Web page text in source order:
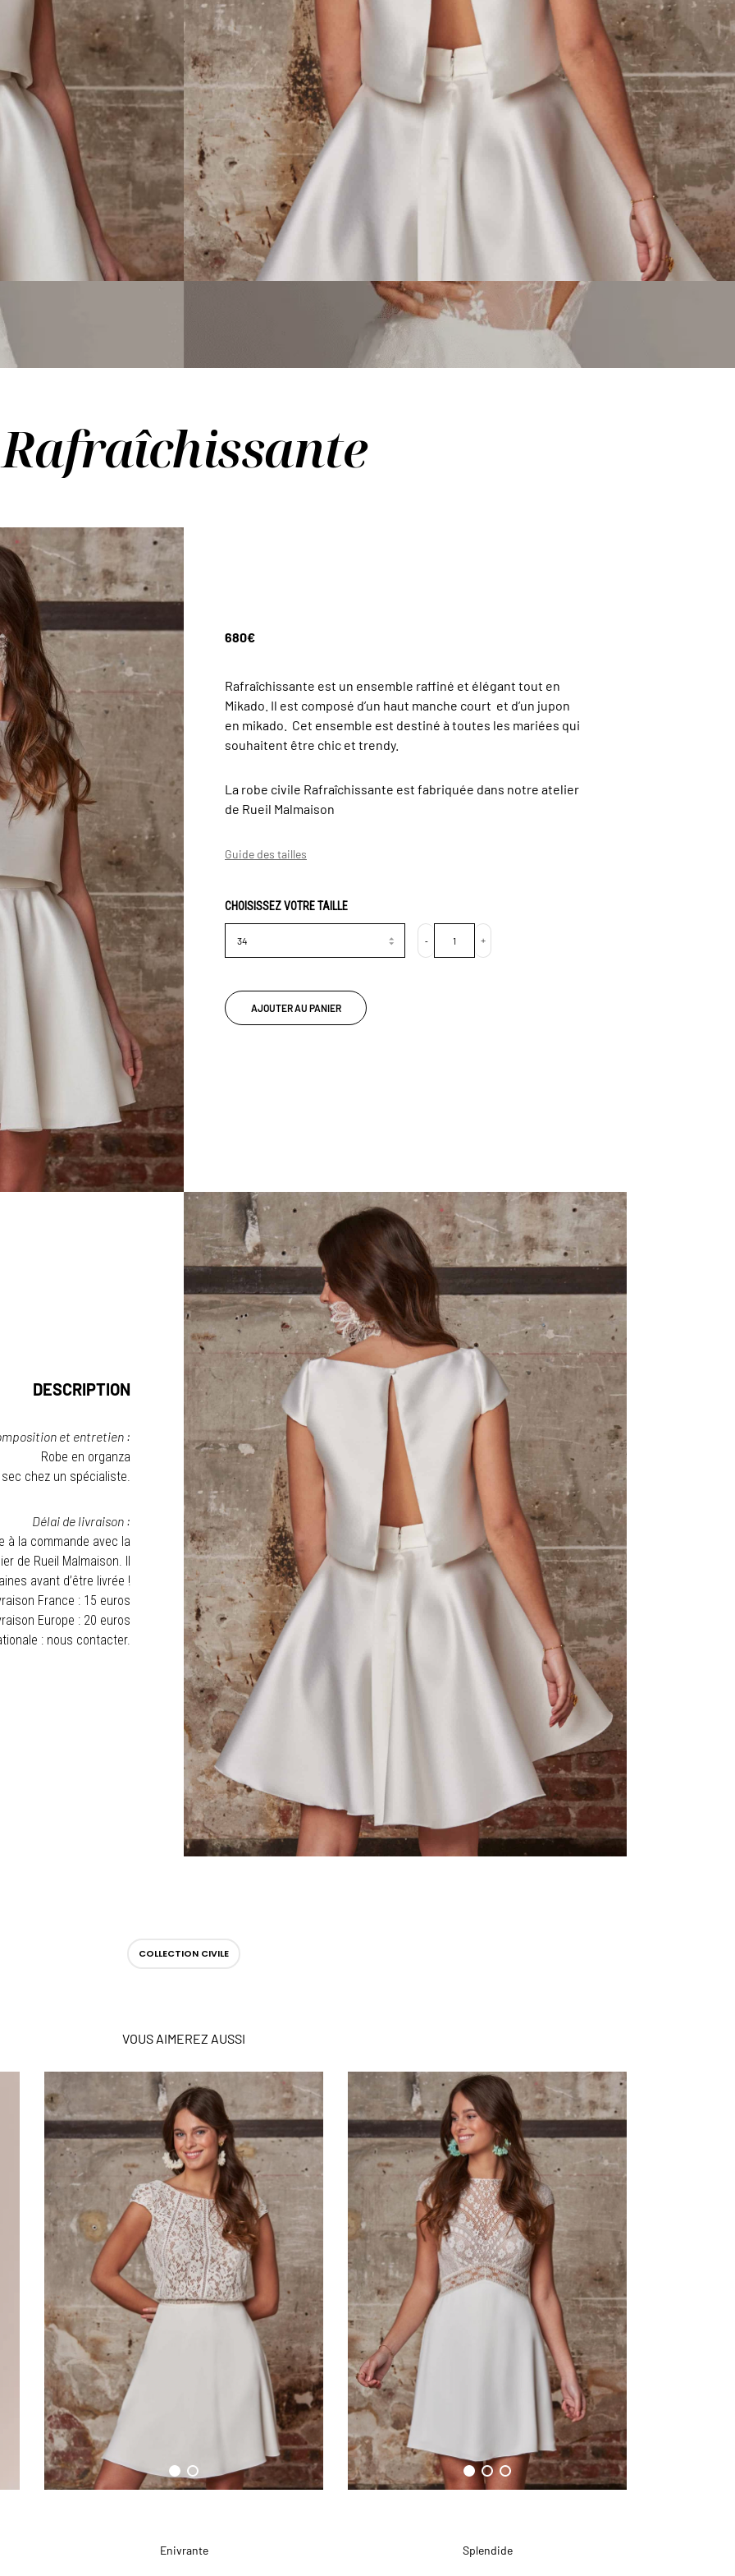
Rafraîchissante
680€
Rafraîchissante est un ensemble raffiné et élégant tout en
Mikado. Il est composé d’un haut manche court et d’un jupon
en mikado. Cet ensemble est destiné à toutes les mariées qui
souhaitent être chic et trendy.
La robe civile Rafraîchissante est fabriquée dans notre atelier
de Rueil Malmaison
Guide des tailles
CHOISISSEZ VOTRE TAILLE
- +
AJOUTER AU PANIER
DESCRIPTION
et entretien :
Robe en organza
chez un spécialiste.
Délai de livraison :
à la commande avec la
de Rueil Malmaison. Il
avant d’être livrée !
France : 15 euros
Europe : 20 euros
: nous contacter.
COLLECTION CIVILE
VOUS AIMEREZ AUSSI
Enivrante Splendide